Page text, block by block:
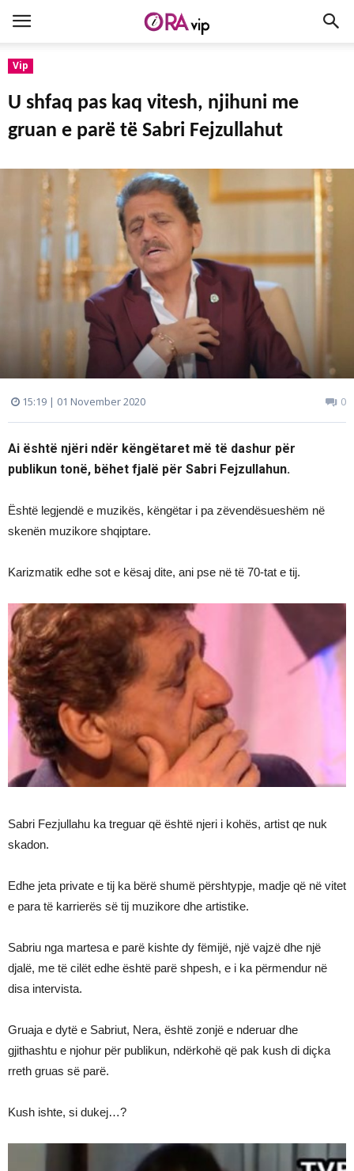
Vip
U shfaq pas kaq vitesh, njihuni me
gruan e parë të Sabri Fejzullahut
15:19 | 01 November 2020 0
Ai është njëri ndër këngëtaret më të dashur për
publikun tonë, bëhet fjalë për Sabri Fejzullahun.
Është legjendë e muzikës, këngëtar i pa zëvendësueshëm në
skenën muzikore shqiptare.
Karizmatik edhe sot e kësaj dite, ani pse në të 70-tat e tij.
Sabri Fezjullahu ka treguar që është njeri i kohës, artist qe nuk
skadon.
Edhe jeta private e tij ka bërë shumë përshtypje, madje që në vitet
e para të karrierës së tij muzikore dhe artistike.
Sabriu nga martesa e parë kishte dy fëmijë, një vajzë dhe një
djalë, me të cilët edhe është parë shpesh, e i ka përmendur në
disa intervista.
Gruaja e dytë e Sabriut, Nera, është zonjë e nderuar dhe
gjithashtu e njohur për publikun, ndërkohë që pak kush di diçka
rreth gruas së parë.
Kush ishte, si dukej…?